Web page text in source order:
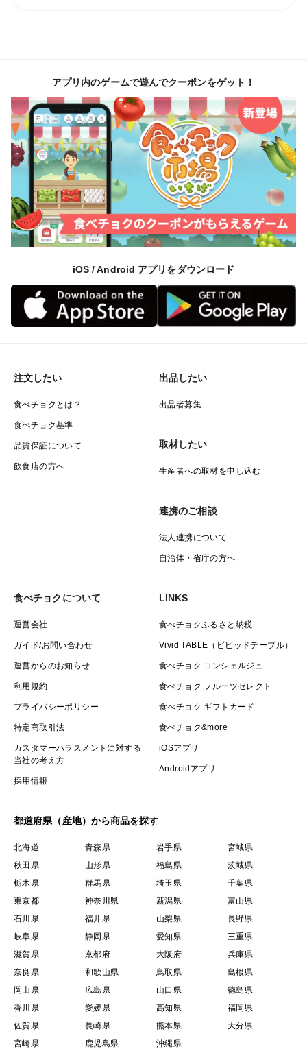
アプリ内のゲームで遊んでクーポンをゲット！
iOS / Android アプリをダウンロード
注文したい
食べチョクとは？
食べチョク基準
品質保証について
飲食店の方へ
出品したい
出品者募集
取材したい
生産者への取材を申し込む
連携のご相談
法人連携について
自治体・省庁の方へ
食べチョクについて
運営会社
ガイド/お問い合わせ
運営からのお知らせ
利用規約
プライバシーポリシー
特定商取引法
カスタマーハラスメントに対する
当社の考え方
採用情報
LINKS
食べチョクふるさと納税
Vivid TABLE（ビビッドテーブル）
食べチョク コンシェルジュ
食べチョク フルーツセレクト
食べチョク ギフトカード
食べチョク&more
iOSアプリ
Androidアプリ
都道府県（産地）から商品を探す
北海道 青森県 岩手県
宮城県
秋田県
山形県 福島県
茨城県
栃木県
群馬県 埼玉県
千葉県
東京都
神奈川県 新潟県
富山県
石川県
福井県 山梨県
長野県
岐阜県
静岡県 愛知県
三重県
滋賀県
京都府 大阪府
兵庫県
奈良県
和歌山県 鳥取県
島根県
岡山県
広島県 山口県
徳島県
香川県
愛媛県 高知県
福岡県
佐賀県
長崎県 熊本県
大分県
宮崎県
鹿児島県 沖縄県